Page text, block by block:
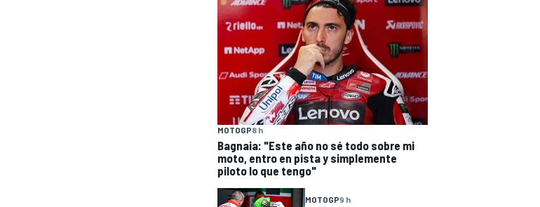
MOTOGP8 h
Bagnaia: "Este año no sé todo sobre mi
moto, entro en pista y simplemente
piloto lo que tengo"
MOTOGP9 h